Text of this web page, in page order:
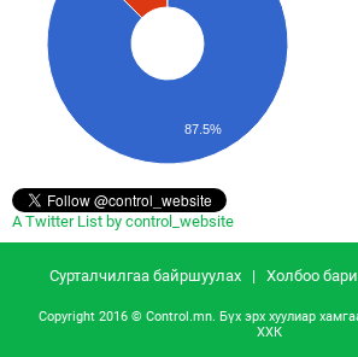
87.5%
A Twitter List by control_website
Сурталчилгаа байршуулах| Холбоо
Copyright 2016 © Control.mn. Бүх эрх хуулиар
ХХК